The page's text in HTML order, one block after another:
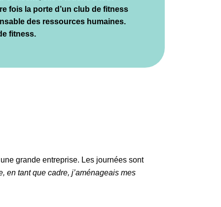
fois la porte d’un club de fitness
des ressources humaines.
fitness.
grande entreprise. Les journées sont
en tant que cadre, j’aménageais mes